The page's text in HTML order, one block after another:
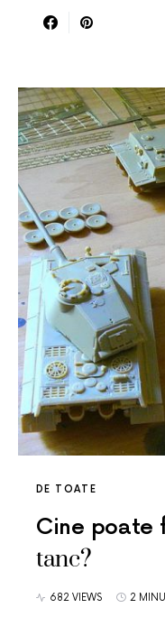
DE TOATE
Cine poate
tanc?
682 VIEWS 2